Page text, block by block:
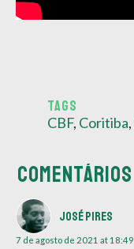
TAGS
CBF, Coritiba,
COMENTÁRIOS
José Pires
7 de agosto de 2021 at 18:49